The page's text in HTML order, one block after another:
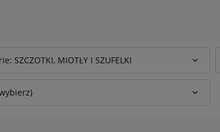
SZCZOTKI, MIOTŁY I SZUFELKI